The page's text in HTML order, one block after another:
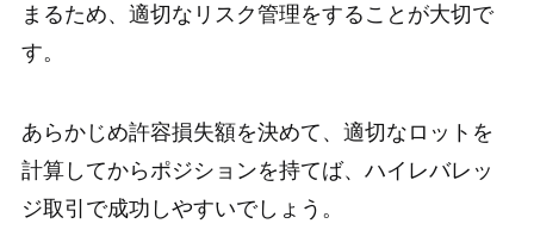
まるため、適切なリスク管理をすることが大切で
す。
あらかじめ許容損失額を決めて、適切なロットを
計算してからポジションを持てば、ハイレバレッ
ジ取引で成功しやすいでしょう。